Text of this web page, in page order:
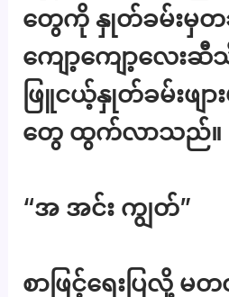
တွေကို နှုတ်ခမ်းမှ
ကျော့ကျော့လေး
ဖြူငယ့်နှုတ်ခမ်းဖျ
တွေ ထွက်လာသည်။
“အ အင်း ကျွတ်”
စာဖြင့်ရေးပြလို့ မ